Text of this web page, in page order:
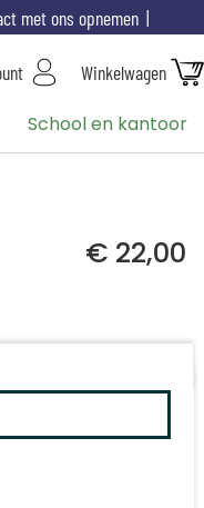
met ons opnemen
Winkelwagen
School en kantoor
€ 22,00